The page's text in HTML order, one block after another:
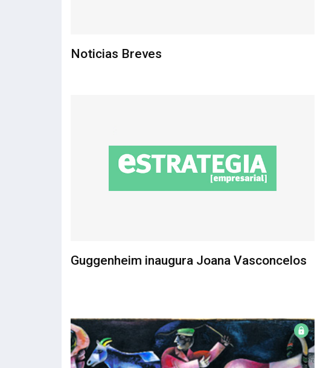
Noticias Breves
Guggenheim inaugura Joana Vasconcelos